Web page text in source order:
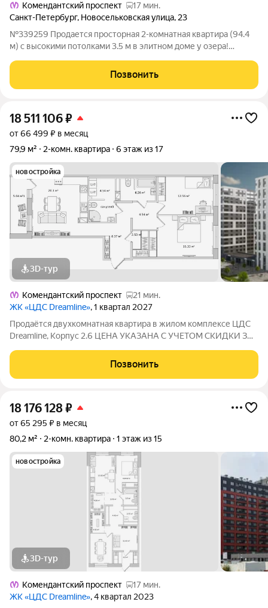
Комендантский проспект
17 мин.
Санкт-Петербург, Новосельковская улица, 23
№339259 Продается просторная 2-комнатная квартира (94.4
м) с высокими потолками 3.5 м в элитном доме у озера!
для семьи в престижном зеленом районе Санкт-Петербурга?
Ваше желание осуществимо!
Позвонить
18 511 106₽
от 66 499 ₽ в месяц
79,9 м²
2-комн. квартира 6 этаж из 17
новостройка
3D-тур
Комендантский проспект
21 мин.
ЖК «ЦДС Dreamline», 1 квартал 2027
Продаётся двухкомнатная квартира в жилом комплексе ЦДС
Dreamline, Корпус 2.6 ЦЕНА УКАЗАНА С УЧЕТОМ СКИДКИ ЗА
сертификат новосела в магазин ХОФФ на сумму 50 000
рублей. Им можно оплатить не
Позвонить
18 176 128₽
от 65 295 ₽ в месяц
80,2 м²
2-комн. квартира 1 этаж из 15
новостройка
3D-тур
Комендантский проспект
17 мин.
ЖК «ЦДС Dreamline», 4 квартал 2023